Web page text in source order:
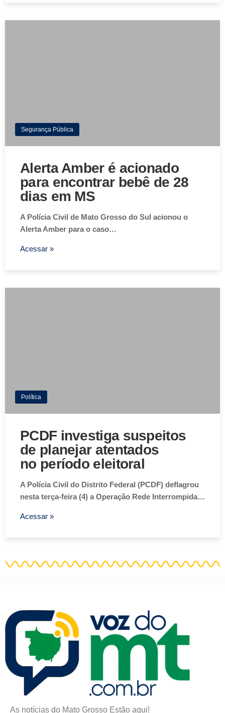
Segurança Pública
Alerta Amber é acionado
para encontrar bebê de 28
dias em MS
A Polícia Civil de Mato Grosso do Sul acionou o
Alerta Amber para o caso…
Acessar »
Política
PCDF investiga suspeitos
de planejar atentados
no período eleitoral
A Polícia Civil do Distrito Federal (PCDF) deflagrou
nesta terça-feira (4) a Operação Rede Interrompida…
Acessar »
As notícias do Mato Grosso Estão aqui!